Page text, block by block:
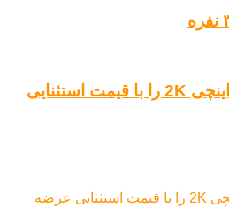
لنوو مانیتور گیمینگ 27 اینچی 2K را با قیمت استثنایی